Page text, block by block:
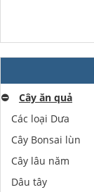
⛔️
Cây ăn quả
Các loại Dưa
Cây Bonsai lùn
Cây lâu năm
Dâu tây